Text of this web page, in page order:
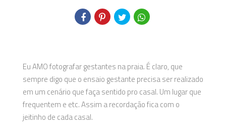
Eu AMO fotografar gestantes na praia. É claro, que
sempre digo que o ensaio gestante precisa ser realizado
em um cenário que faça sentido pro casal. Um lugar que
frequentem e etc. Assim a recordação fica com o
jeitinho de cada casal.